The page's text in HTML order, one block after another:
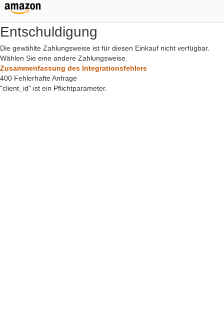
Entschuldigung
Die gewählte Zahlungsweise ist für diesen Einkauf nicht verfügbar.
Wählen Sie eine andere Zahlungsweise.
Zusammenfassung des Integrationsfehlers
400 Fehlerhafte Anfrage
"client_id" ist ein Pflichtparameter.